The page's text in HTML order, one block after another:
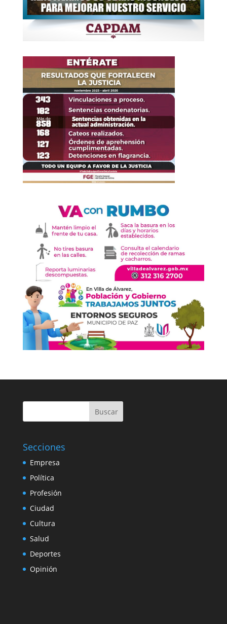
Buscar
Secciones
Empresa
Política
Profesión
Ciudad
Cultura
Salud
Deportes
Opinión